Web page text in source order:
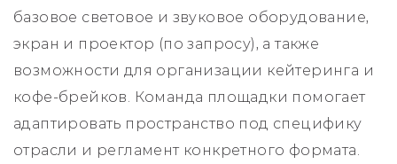
базовое световое и звуковое оборудование,
экран и проектор (по запросу), а также
возможности для организации кейтеринга и
кофе-брейков. Команда площадки помогает
адаптировать пространство под специфику
отрасли и регламент конкретного формата.